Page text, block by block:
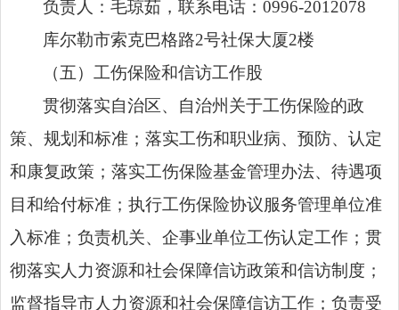
负责人：毛琼茹，联系电话：0996-2012078
库尔勒市索克巴格路2号社保大厦2楼
（五） 工伤保险和信访工作股
贯彻落实自治区、自治州关于工伤保险的政
策、规划和标准；落实工伤和职业病、预防、认定
和康复政策；落实工伤保险基金管理办法、待遇项
目和给付标准；执行工伤保险协议服务管理单位准
入标准；负责机关、企事业单位工伤认定工作；贯
彻落实人力资源和社会保障信访政策和信访制度；
监督指导市人力资源和社会保障信访工作；负责受